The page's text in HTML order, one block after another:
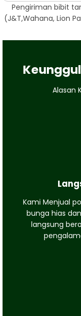
Pengiriman bibit
(J&T,Wahana, Lion
Alasan
Kami Menjual
bunga hias
langsung